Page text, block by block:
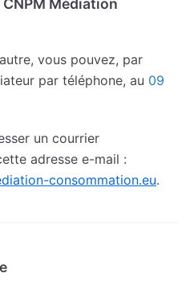
Médiation
vous pouvez, par
par téléphone, au 09
un courrier
adresse e-mail :
consommation.eu.